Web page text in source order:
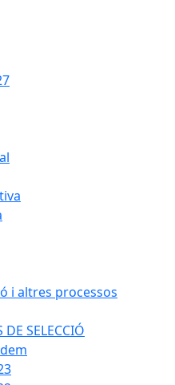
i altres processos
DE SELECCIÓ